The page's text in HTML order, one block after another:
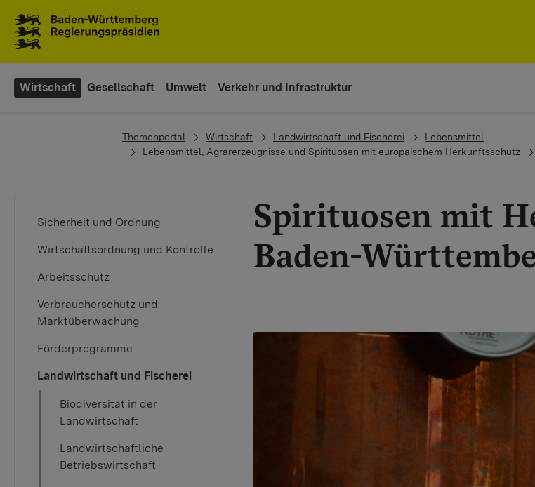
Wirtschaft Gesellschaft Umwelt Verkehr und Infrastruktur
You are here:
Themenportal Wirtschaft Landwirtschaft und Fischerei
Lebensmittel
Lebensmittel, Agrarerzeugnisse und Spirituosen mit europäischem Herkunftsschutz​​​​​​​​​​​​​​​​​​​​
Sicherheit und Ordnung
Wirtschaftsordnung und Kontrolle
Arbeitsschutz
Verbraucherschutz und
Marktüberwachung
Förderprogramme
Landwirtschaft und Fischerei
Biodiversität in der
Landwirtschaft
Landwirtschaftliche
Betriebswirtschaft
Spirituosen mit
Baden-